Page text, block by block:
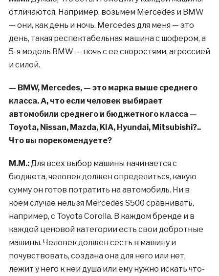
отличаются. Например, возьмем Mercedes и BMW
— они, как день и ночь. Mercedes для меня — это
день, такая респектабельная машина с шофером, а
5-я модель BMW — ночь с ее скоростями, агрессией
и силой.
— BMW, Mercedes, — это марка выше среднего
класса. А, что если человек выбирает
автомобили среднего и бюджетного класса —
Toyota, Nissan, Mazda, KIA, Hyundai, Mitsubishi?..
Что вы порекомендуете?
М.М.:Для всех выбор машины начинается с
бюджета, человек должен определиться, какую
сумму он готов потратить на автомобиль. Ни в
коем случае нельзя Mercedes S500 сравнивать,
например, с Toyota Corolla. В каждом бренде и в
каждой ценовой категории есть свои добротные
машины. Человек должен сесть в машину и
почувствовать, создана она для него или нет,
лежит у него к ней душа или ему нужно искать что-